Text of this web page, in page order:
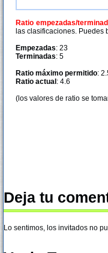
Ratio empezadas/
las clasificaciones. Puedes
Empezadas: 23
Terminadas: 5
Ratio máximo permitido:
Ratio actual : 4.6
(los valores de ratio se
Deja tu
Lo sentimos, los invitados no